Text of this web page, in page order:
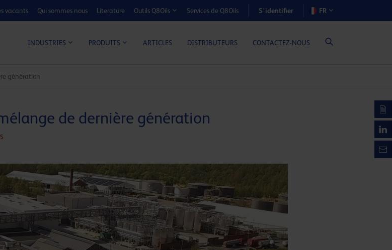
vacants Qui sommes nous Literature Outils Q8Oils Services de Q8Oils S’identifier FR
INDUSTRIES PRODUITS ARTICLES DISTRIBUTEURS CONTACTEZ-NOUS
génération
de dernière génération